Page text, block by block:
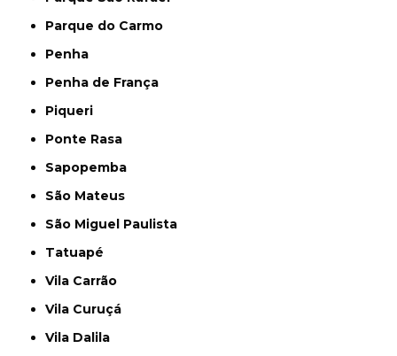
Parque do Carmo
Penha
Penha de França
Piqueri
Ponte Rasa
Sapopemba
São Mateus
São Miguel Paulista
Tatuapé
Vila Carrão
Vila Curuçá
Vila Dalila